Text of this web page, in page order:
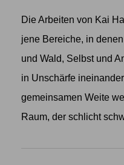
Die Arbeiten von Kai
jene Bereiche, in
und Wald, Selbst und
in Unschärfe
gemeinsamen Weite
Raum, der schlicht